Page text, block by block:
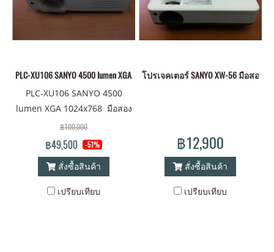
PLC-XU106 SANYO 4500 lumen XGA 1024x768
PLC-XU106 SANYO 4500
lumen XGA 1024x768 มือสอง
ใช้ประมาน 100 ชม มือเดียว
฿100,000
฿49,500 -51%
สั่งซื้อสินค้า
เปรียบเทียบ
โปรเจคเตอร์ SANYO XW-56 มือสอง
฿12,900
สั่งซื้อสินค้า
เปรียบเทียบ